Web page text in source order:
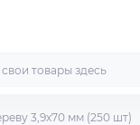
3,9x70 мм (250 шт)